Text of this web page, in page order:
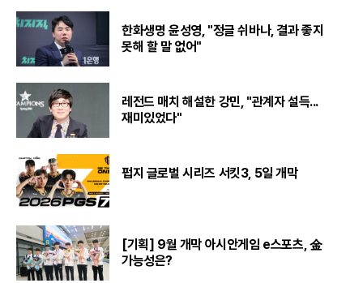
한화생명 윤성영, "정글 쉬바나, 결과 좋지
못해 할 말 없어"
레전드 매치 해설한 강민, "관계자 설득...
재미있었다"
펍지 글로벌 시리즈 서킷3, 5일 개막
[기획] 9월 개막 아시안게임 e스포츠, 金
가능성은?